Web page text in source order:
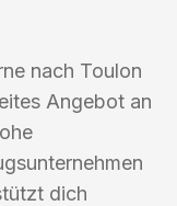
nach Toulon
Angebot an
dich